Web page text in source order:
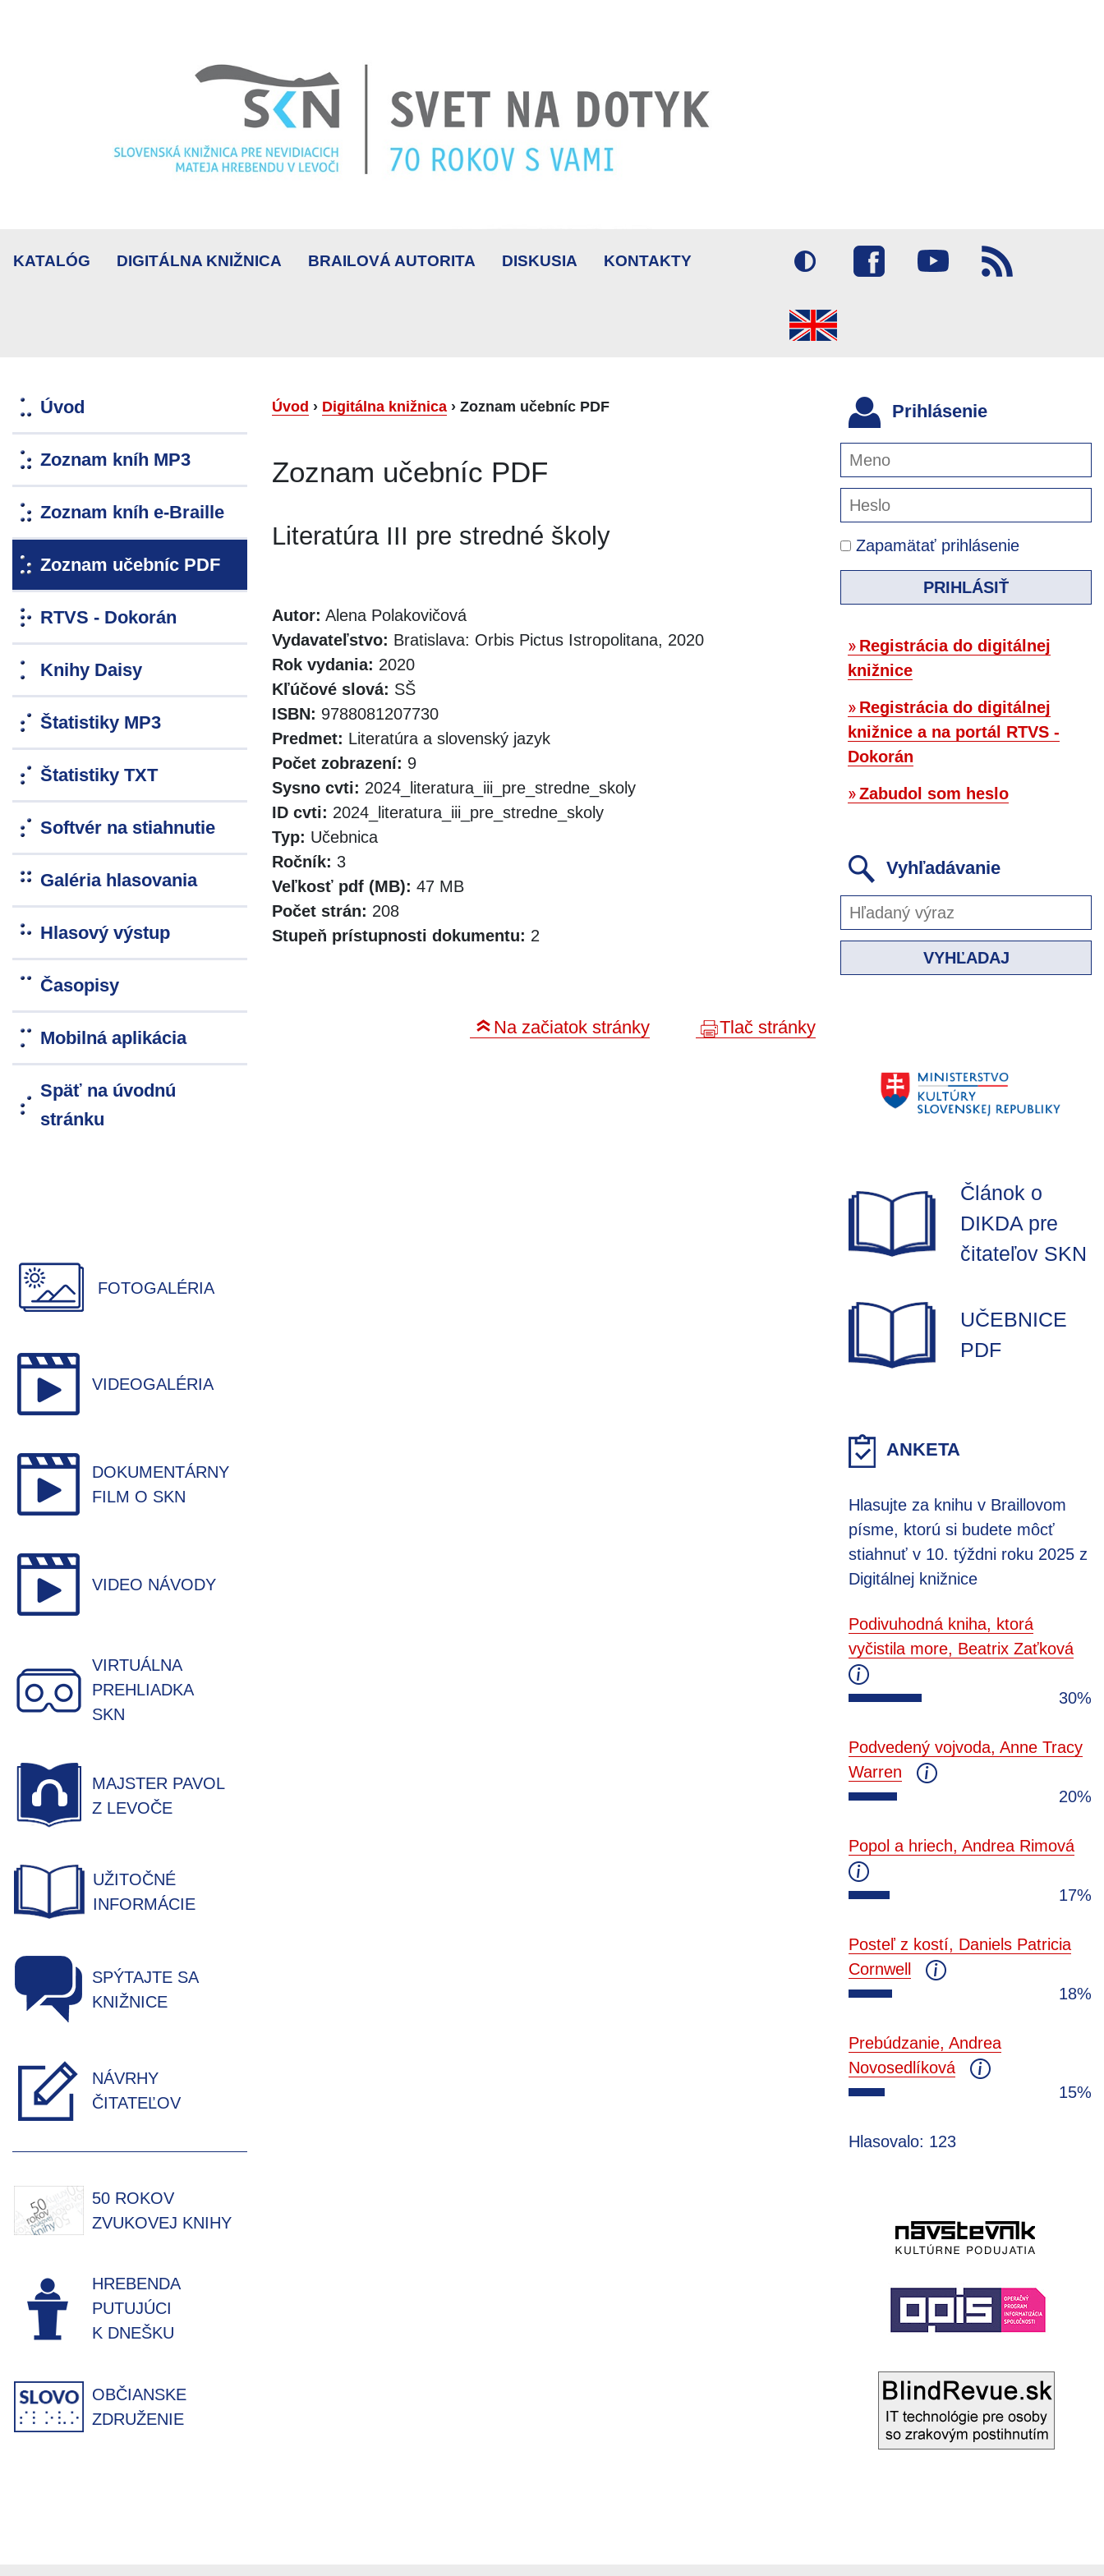
KATALÓG DIGITÁLNA KNIŽNICA BRAILOVÁ AUTORITA DISKUSIA KONTAKTY
Úvod
Zoznam kníh MP3
Zoznam kníh e-Braille
Zoznam učebníc PDF
RTVS - Dokorán
Knihy Daisy
Štatistiky MP3
Štatistiky TXT
Softvér na stiahnutie
Galéria hlasovania
Hlasový výstup
Časopisy
Mobilná aplikácia
Späť na úvodnú
stránku
FOTOGALÉRIA
VIDEOGALÉRIA
DOKUMENTÁRNY
FILM O SKN
VIDEO NÁVODY
VIRTUÁLNA
PREHLIADKA
SKN
MAJSTER PAVOL
Z LEVOČE
UŽITOČNÉ
INFORMÁCIE
SPÝTAJTE SA
KNIŽNICE
NÁVRHY
ČITATEĽOV
50 ROKOV
ZVUKOVEJ KNIHY
HREBENDA
PUTUJÚCI
K DNEŠKU
OBČIANSKE
ZDRUŽENIE
Úvod › Digitálna knižnica › Zoznam učebníc PDF
Zoznam učebníc PDF
Literatúra III pre stredné školy
Autor: Alena Polakovičová
Vydavateľstvo: Bratislava: Orbis Pictus Istropolitana, 2020
Rok vydania: 2020
Kľúčové slová: SŠ
ISBN: 9788081207730
Predmet: Literatúra a slovenský jazyk
Počet zobrazení: 9
Sysno cvti: 2024_literatura_iii_pre_stredne_skoly
ID cvti: 2024_literatura_iii_pre_stredne_skoly
Typ: Učebnica
Ročník: 3
Veľkosť pdf (MB): 47 MB
Počet strán: 208
Stupeň prístupnosti dokumentu: 2
Na začiatok stránky Tlač stránky
Prihlásenie
Zapamätať prihlásenie
PRIHLÁSIŤ
Registrácia do digitálnej
knižnice
Registrácia do digitálnej
knižnice a na portál RTVS -
Dokorán
Zabudol som heslo
Vyhľadávanie
VYHĽADAJ
Článok o
DIKDA pre
čitateľov SKN
UČEBNICE
PDF
ANKETA
Hlasujte za knihu v Braillovom
písme, ktorú si budete môcť
stiahnuť v 10. týždni roku 2025 z
Digitálnej knižnice
Podivuhodná kniha, ktorá
vyčistila more, Beatrix Zaťková
30%
Podvedený vojvoda, Anne Tracy
Warren
20%
Popol a hriech, Andrea Rimová
17%
Posteľ z kostí, Daniels Patricia
Cornwell
18%
Prebúdzanie, Andrea
Novosedlíková
15%
Hlasovalo: 123